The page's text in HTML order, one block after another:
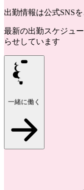
出勤情報は公式SNS
最新の出勤スケジュ
らせしています
一緒に働く